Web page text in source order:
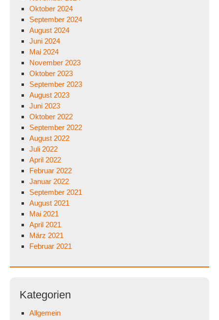
Oktober 2024
September 2024
August 2024
Juni 2024
Mai 2024
November 2023
Oktober 2023
September 2023
August 2023
Juni 2023
Oktober 2022
September 2022
August 2022
Juli 2022
April 2022
Februar 2022
Januar 2022
September 2021
August 2021
Mai 2021
April 2021
März 2021
Februar 2021
Kategorien
Allgemein